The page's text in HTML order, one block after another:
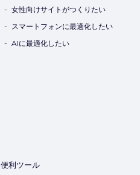
女性向けサイトがつくりたい
スマートフォンに最適化したい
AIに最適化したい
便利ツール